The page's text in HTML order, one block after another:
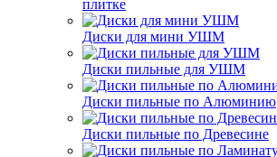
плитке
Диски для мини УШМ
Диски пильные для УШМ
Диски пильные по Алюминию
Диски пильные по Древесине